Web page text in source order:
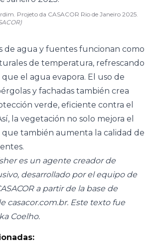
Projeto da CASACOR Rio de Janeiro 2025.
de agua y fuentes funcionan como
de temperatura, refrescando
el agua evapora. El uso de
y fachadas también crea
verde, eficiente contra el
la vegetación no solo mejora el
que también aumenta la calidad de
es un agente creador de
desarrollado por el equipo de
a partir de la base de
casacor.com.br. Este texto fue
Coelho.